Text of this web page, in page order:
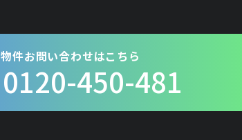
物件お問い合わせはこちら
0120-450-481